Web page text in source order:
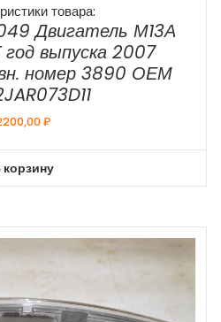
товара:
Двигатель М13А
выпуска 2007
номер 3890 ОЕМ
₽
корзину